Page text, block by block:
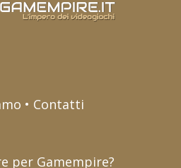
• Contatti
per Gamempire?